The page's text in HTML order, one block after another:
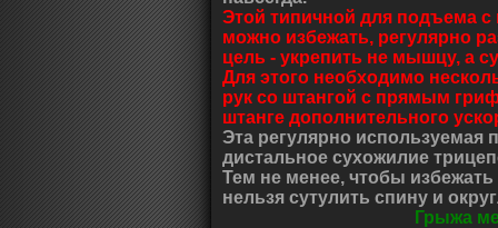
Этой типичной для подъема
можно избежать, регулярно
цель - укрепить не мышцу, а
Для этого необходимо
рук со штангой с прямым
штанге дополнительного
Эта регулярно используемая
дистальное сухожилие
Тем не менее, чтобы
нельзя сутулить спину и
Грыжа